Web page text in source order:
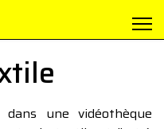
dans une vidéothèque